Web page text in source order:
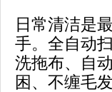
日常清洁是
手。全自动
洗拖布、自
困、不缠毛